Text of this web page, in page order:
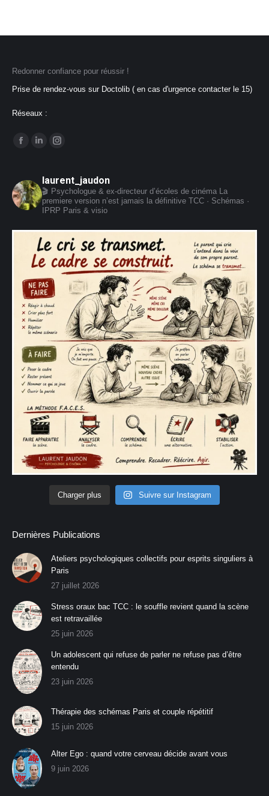
Redonner confiance pour réussir !
Prise de rendez-vous sur Doctolib ( en cas d'urgence contacter le 15)
Réseaux :
Trouvez nous sur :
Facebook
s'ouvre
dans
nouvelle
fenêtre
LinkedIn
s'ouvre
dans
nouvelle
fenêtre
La
Instagram
s'ouvre
dans
nouvelle
fenêtre
laurent_jaudon
🎬 Psychologue & ex-directeur d’écoles de cinéma La
premiere version n’est jamais la définitive TCC · Schémas ·
IPRP Paris & visio
Charger plus Suivre sur Instagram
Dernières Publications
Ateliers psychologiques collectifs pour esprits singuliers à
Paris
27 juillet 2026
Stress oraux bac TCC : le souffle revient quand la scène
est retravaillée
25 juin 2026
Un adolescent qui refuse de parler ne refuse pas d’être
entendu
23 juin 2026
Thérapie des schémas Paris et couple répétitif
15 juin 2026
Alter Ego : quand votre cerveau décide avant vous
9 juin 2026